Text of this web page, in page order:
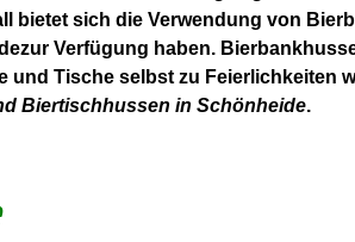
bietet sich die Verwendung von
Verfügung haben.
Tische selbst zu Feierlichkeiten
Biertischhussen in Schönheide.